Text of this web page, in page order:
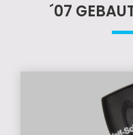
´07